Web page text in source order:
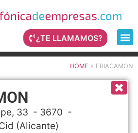
¿TE LLAMAMOS?
HOME » FRIACAMON
33 - 3670 -
(Alicante)